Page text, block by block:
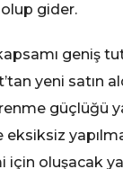
gider.
geniş
yeni satın
eksiksiz
oluşacak